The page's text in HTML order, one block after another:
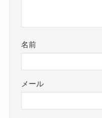
名前
メール